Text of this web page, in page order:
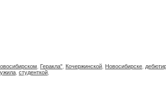
Геракла" Кочержинской Новосибирске
студенткой